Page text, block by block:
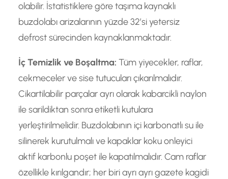
olabilir. İstatistiklere göre taşıma kaynaklı
buzdolabı arizalarının yüzde 32’si yetersiz
defrost sürecinden kaynaklanmaktadır.
İç Temizlik ve Boşaltma: Tüm yiyecekler, raflar,
cekmeceler ve sise tutucuları çıkarılmalıdır.
Cikartilabilir parçalar ayrı olarak kabarcikli naylon
ile sarildiktan sonra etiketli kutulara
yerleştirilmelidir. Buzdolabının içi karbonatlı su ile
silinerek kurutulmalı ve kapaklar koku onleyici
aktif karbonlu poşet ile kapatılmalıdır. Cam raflar
özellikle kırılgandır; her biri ayrı ayrı gazete kagidi